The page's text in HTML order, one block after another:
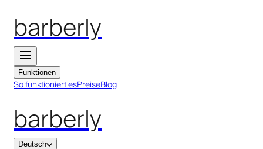
barberly
Funktionen
So funktioniert esPreiseBlog
barberly
Deutsch